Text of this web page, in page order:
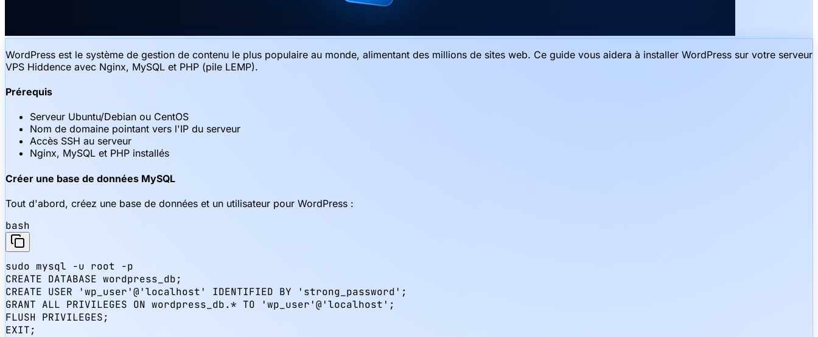
WordPress est le système de gestion de contenu le plus populaire au monde, alimentant des millions de sites web. Ce guide vous aidera à installer WordPress sur votre serveur
VPS Hiddence avec Nginx, MySQL et PHP (pile LEMP).
Prérequis
Serveur Ubuntu/Debian ou CentOS
Nom de domaine pointant vers l'IP du serveur
Accès SSH au serveur
Nginx, MySQL et PHP installés
Créer une base de données MySQL
Tout d'abord, créez une base de données et un utilisateur pour WordPress :
bash
sudo mysql -u root -p
CREATE DATABASE wordpress_db;
CREATE USER 'wp_user'@'localhost' IDENTIFIED BY 'strong_password';
GRANT ALL PRIVILEGES ON wordpress_db.* TO 'wp_user'@'localhost';
FLUSH PRIVILEGES;
EXIT;